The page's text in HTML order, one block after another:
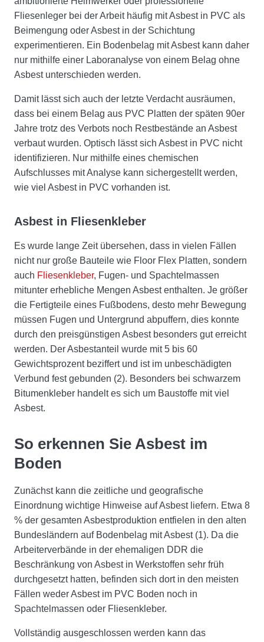
Fliesenleger bei der Arbeit häufig mit Asbest in PVC als
Beimengung oder Asbest in der Schichtung
experimentieren. Ein Bodenbelag mit Asbest kann daher
nur mithilfe einer Laboranalyse von einem Belag ohne
Asbest unterschieden werden.
Damit lässt sich auch der letzte Verdacht ausräumen,
dass bei einem Belag aus PVC Platten der späten 90er
Jahre trotz des Verbots noch Restbestände an Asbest
verbaut wurden. Optisch lässt sich Asbest in PVC nicht
identifizieren. Nur mithilfe eines chemischen
Aufschlusses mit Analyse kann sichergestellt werden,
wie viel Asbest in PVC vorhanden ist.
Asbest in Fliesenkleber
Es wurde lange Zeit übersehen, dass in vielen Fällen
nicht nur große Bauteile wie Floor Flex Platten, sondern
auch Fliesenkleber, Fugen- und Spachtelmassen
mitunter erhebliche Mengen Asbest enthalten. Je größer
die Fertigteile eines Fußbodens, desto mehr Bewegung
müssen Fugen und Untergrund abpuffern, dies konnte
durch den preisgünstigen Asbest besonders gut erreicht
werden. Der Asbestanteil wurde mit 5 bis 60
Gewichtsprozent beziffert und ist im unbeschädigten
Verbund fest gebunden (2). Besonders bei schwarzem
Bitumenkleber handelt es sich um Baustoffe mit viel
Asbest.
So erkennen Sie Asbest im
Boden
Zunächst kann die zeitliche und geografische
Einordnung wichtige Hinweise auf Asbest liefern. Etwa 8
% der gesamten Asbestproduktion entfielen in den alten
Bundesländern auf Bodenbelag mit Asbest (1). Da die
Arbeiterverbände in der ehemaligen DDR die
Beschränkung von Asbest in Werkstoffen sehr früh
durchgesetzt hatten, befinden sich dort in den meisten
Fällen weder Asbest im PVC Boden noch in
Spachtelmassen oder Fliesenkleber.
Vollständig ausgeschlossen werden kann das